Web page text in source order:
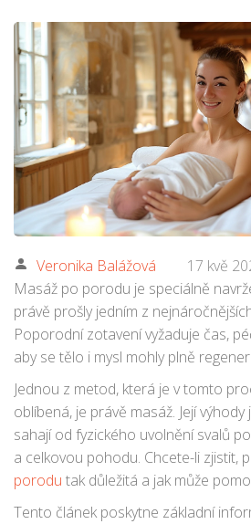
Veronika Balážová 17 kvě
Masáž po porodu je speciálně
právě prošly jedním z
Poporodní zotavení vyžaduje čas,
aby se tělo i mysl mohly plně
Jednou z metod, která je v tomto
oblíbená, je právě masáž. Její
sahají od fyzického uvolnění svalů
a celkovou pohodu. Chcete-li zjistit,
porodu tak důležitá a jak může
si následující informace.
Tento článek poskytne základní